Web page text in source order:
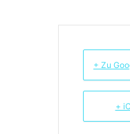
+ Zu
+